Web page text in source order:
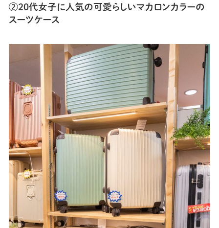
②20代女子に人気の可愛らしいマカロンカラーの
スーツケース